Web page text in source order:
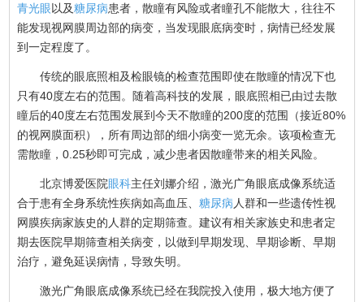
青光眼以及糖尿病患者，散瞳有风险或者瞳孔不能散大，往往不
能发现视网膜周边部的病变，当发现眼底病变时，病情已经发展
到一定程度了。
传统的眼底照相及检眼镜的检查范围即使在散瞳的情况下也
只有40度左右的范围。随着高科技的发展，眼底照相已由过去散
瞳后的40度左右范围发展到今天不散瞳的200度的范围（接近80%
的视网膜面积），所有周边部的细小病变一览无余。该项检查无
需散瞳，0.25秒即可完成，减少患者因散瞳带来的相关风险。
北京博爱医院眼科主任刘娜介绍，激光广角眼底成像系统适
合于患有全身系统性疾病如高血压、糖尿病 人群和一些遗传性视
网膜疾病家族史的人群的定期筛查。建议有相关家族史和患者定
期去医院早期筛查相关病变，以做到早期发现、早期诊断、早期
治疗，避免延误病情，导致失明。
激光广角眼底成像系统已经在我院投入使用，极大地方便了